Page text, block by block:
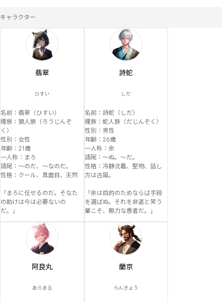
キャラクター
翡翠
ひすい
名前：翡翠（ひすい）
種族：狼人族（ろうじんぞ
く）
性別：女性
年齢：21歳
一人称：まろ
語尾：〜のだ、〜なのだ。
性格：クール、真面目、天然
「まろに任せるのだ。そなた
の助けは今は必要ないの
だ。」
詩蛇
しだ
名前：詩蛇（しだ）
種族：蛇人族（だじんぞく）
性別：男性
年齢：26歳
一人称：余
語尾：〜ぬ。〜だ。
性格：冷静沈着、堅物、話し
方は古風。
「余は目的のためならば手段
を選ばぬ。それを非道と笑う
輩こそ、無力な愚者だ。」
阿良丸
あらまる
蘭京
らんきょう